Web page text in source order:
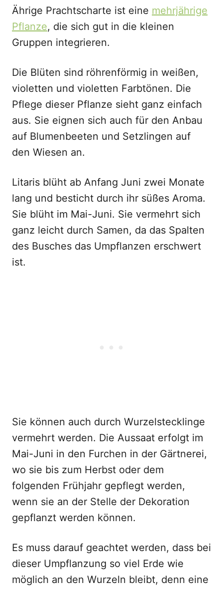
Ährige Prachtscharte ist eine mehrjährige
Pflanze, die sich gut in die kleinen
Gruppen integrieren.
Die Blüten sind röhrenförmig in weißen,
violetten und violetten Farbtönen. Die
Pflege dieser Pflanze sieht ganz einfach
aus. Sie eignen sich auch für den Anbau
auf Blumenbeeten und Setzlingen auf
den Wiesen an.
Litaris blüht ab Anfang Juni zwei Monate
lang und besticht durch ihr süßes Aroma.
Sie blüht im Mai-Juni. Sie vermehrt sich
ganz leicht durch Samen, da das Spalten
des Busches das Umpflanzen erschwert
ist.
Sie können auch durch Wurzelstecklinge
vermehrt werden. Die Aussaat erfolgt im
Mai-Juni in den Furchen in der Gärtnerei,
wo sie bis zum Herbst oder dem
folgenden Frühjahr gepflegt werden,
wenn sie an der Stelle der Dekoration
gepflanzt werden können.
Es muss darauf geachtet werden, dass bei
dieser Umpflanzung so viel Erde wie
möglich an den Wurzeln bleibt, denn eine